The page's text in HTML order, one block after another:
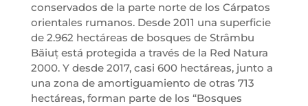
conservados de la parte norte de los Cárpatos
orientales rumanos. Desde 2011 una superficie
de 2.962 hectáreas de bosques de Strâmbu
Băiuț está protegida a través de la Red Natura
2000. Y desde 2017, casi 600 hectáreas, junto a
una zona de amortiguamiento de otras 713
hectáreas, forman parte de los “Bosques